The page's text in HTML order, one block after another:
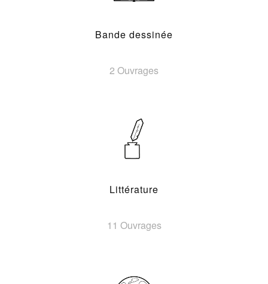
Bande dessinée
2 Ouvrages
Littérature
11 Ouvrages